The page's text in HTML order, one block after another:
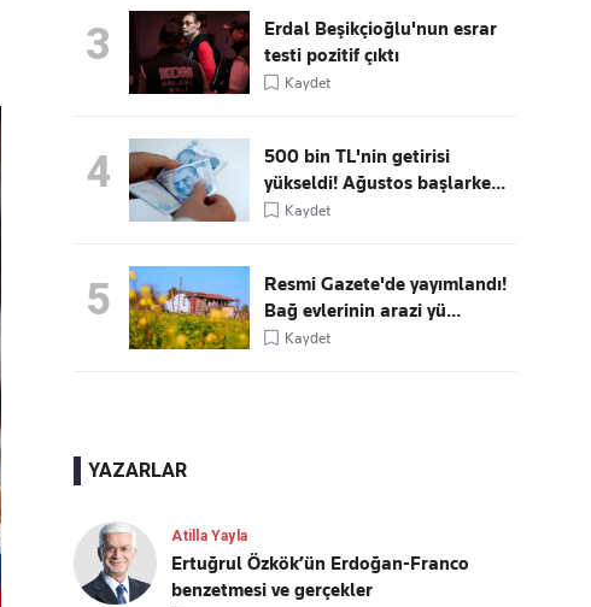
3
Erdal Beşikçioğlu'nun esrar
testi pozitif çıktı
Kaydet
4
500 bin TL'nin getirisi
yükseldi! Ağustos başlarke...
Kaydet
5
Resmi Gazete'de yayımlandı!
Bağ evlerinin arazi yü...
Kaydet
YAZARLAR
Atilla Yayla
Ertuğrul Özkök’ün Erdoğan-Franco
benzetmesi ve gerçekler